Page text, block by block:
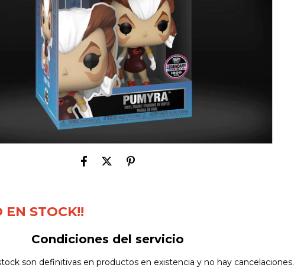
EN STOCK!!
Condiciones del servicio
son definitivas en productos en existencia y no hay cancelaciones.